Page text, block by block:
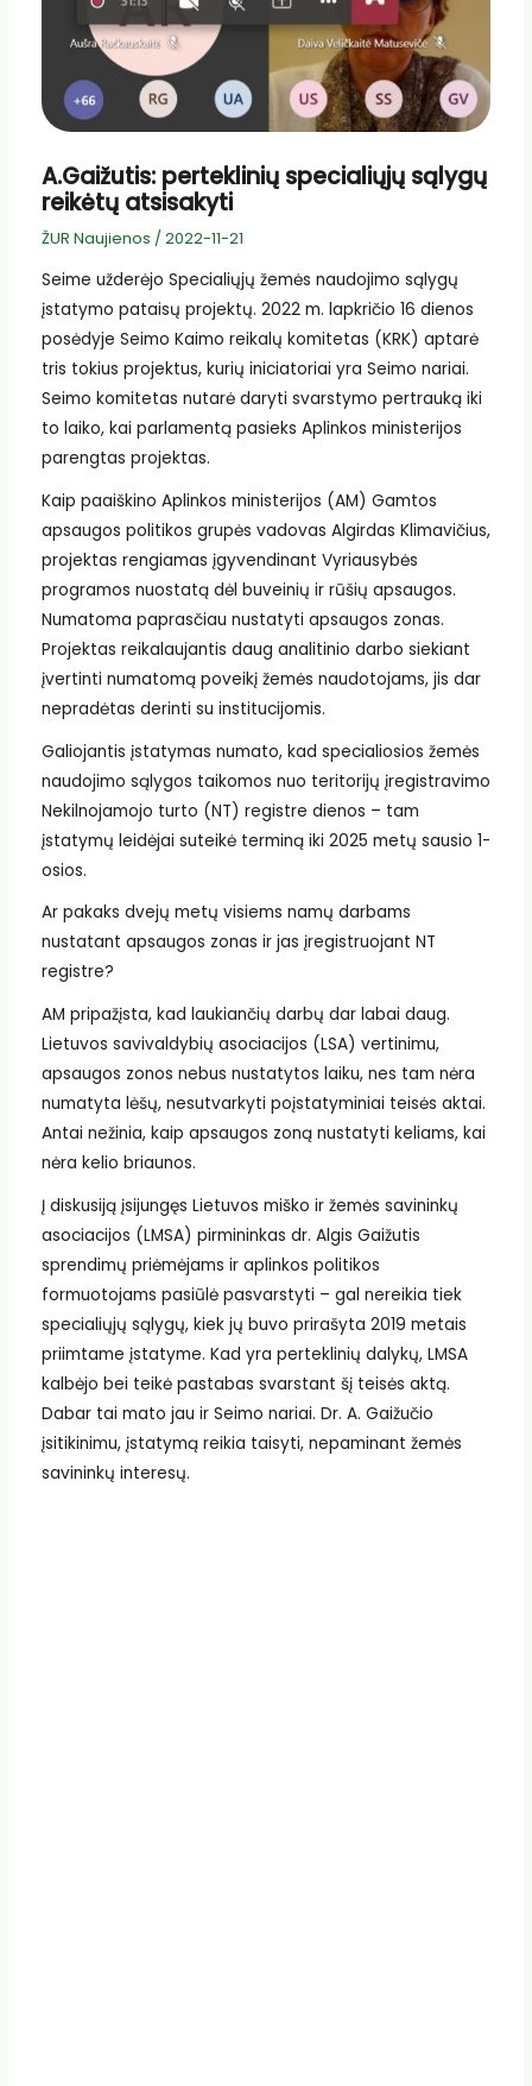
A.Gaižutis: perteklinių specialiųjų sąlygų
reikėtų atsisakyti
ŽUR Naujienos / 2022-11-21
Seime užderėjo Specialiųjų žemės naudojimo sąlygų
įstatymo pataisų projektų. 2022 m. lapkričio 16 dienos
posėdyje Seimo Kaimo reikalų komitetas (KRK) aptarė
tris tokius projektus, kurių iniciatoriai yra Seimo nariai.
Seimo komitetas nutarė daryti svarstymo pertrauką iki
to laiko, kai parlamentą pasieks Aplinkos ministerijos
parengtas projektas.
Kaip paaiškino Aplinkos ministerijos (AM) Gamtos
apsaugos politikos grupės vadovas Algirdas Klimavičius,
projektas rengiamas įgyvendinant Vyriausybės
programos nuostatą dėl buveinių ir rūšių apsaugos.
Numatoma paprasčiau nustatyti apsaugos zonas.
Projektas reikalaujantis daug analitinio darbo siekiant
įvertinti numatomą poveikį žemės naudotojams, jis dar
nepradėtas derinti su institucijomis.
Galiojantis įstatymas numato, kad specialiosios žemės
naudojimo sąlygos taikomos nuo teritorijų įregistravimo
Nekilnojamojo turto (NT) registre dienos – tam
įstatymų leidėjai suteikė terminą iki 2025 metų sausio 1-
osios.
Ar pakaks dvejų metų visiems namų darbams
nustatant apsaugos zonas ir jas įregistruojant NT
registre?
AM pripažįsta, kad laukiančių darbų dar labai daug.
Lietuvos savivaldybių asociacijos (LSA) vertinimu,
apsaugos zonos nebus nustatytos laiku, nes tam nėra
numatyta lėšų, nesutvarkyti poįstatyminiai teisės aktai.
Antai nežinia, kaip apsaugos zoną nustatyti keliams, kai
nėra kelio briaunos.
Į diskusiją įsijungęs Lietuvos miško ir žemės savininkų
asociacijos (LMSA) pirmininkas dr. Algis Gaižutis
sprendimų priėmėjams ir aplinkos politikos
formuotojams pasiūlė pasvarstyti – gal nereikia tiek
specialiųjų sąlygų, kiek jų buvo prirašyta 2019 metais
priimtame įstatyme. Kad yra perteklinių dalykų, LMSA
kalbėjo bei teikė pastabas svarstant šį teisės aktą.
Dabar tai mato jau ir Seimo nariai. Dr. A. Gaižučio
įsitikinimu, įstatymą reikia taisyti, nepaminant žemės
savininkų interesų.